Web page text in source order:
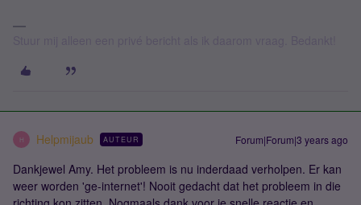
H Helpmijaub AUTEUR Forum|Forum|3 years ago
Dankjewel Amy. Het probleem is nu inderdaad verholpen. Er kan
weer worden 'ge-internet'! Nooit gedacht dat het probleem in die